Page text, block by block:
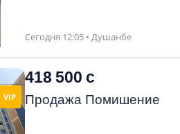
Сегодня 12:05 • Душанбе
VIP
418 500 с
Продажа Помишение